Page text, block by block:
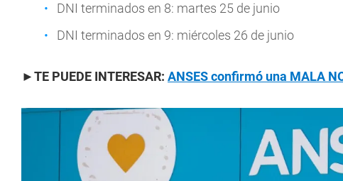
DNI terminados en 8: martes 25 de junio
DNI terminados en 9: miércoles 26 de junio
►TE PUEDE INTERESAR: ANSES confirmó una MALA